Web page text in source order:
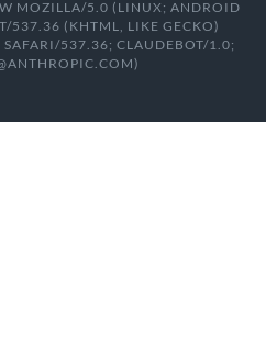
MOZILLA/5.0 (LINUX; ANDROID
537.36 (KHTML, LIKE GECKO)
537.36; CLAUDEBOT/1.0;